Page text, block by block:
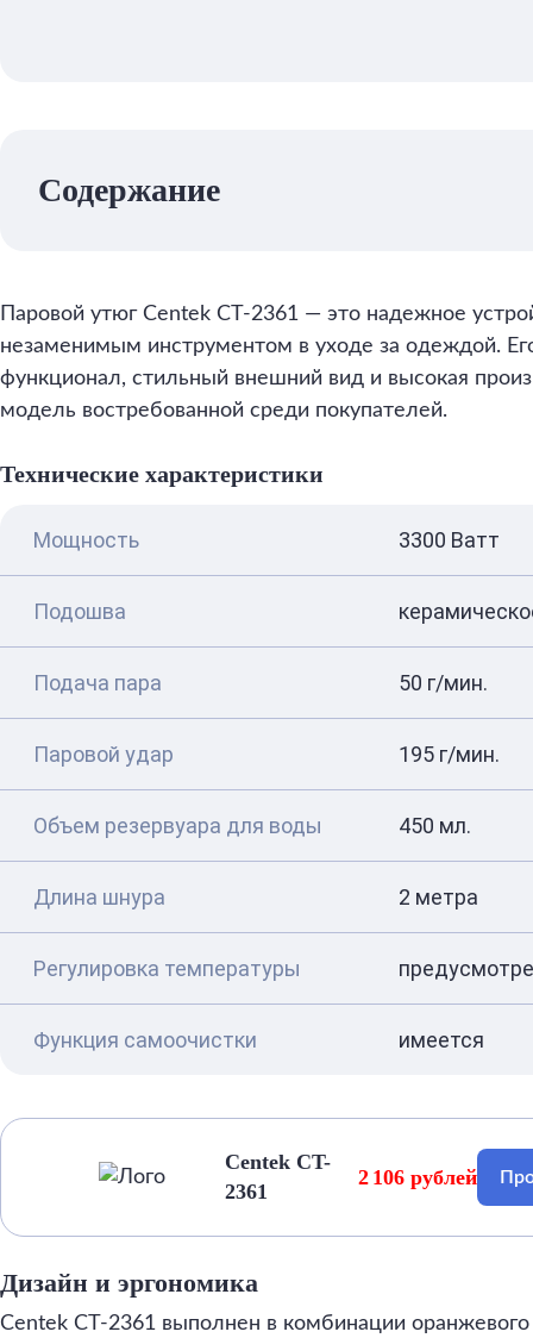
Содержание
Паровой утюг Centek CT-2361 — это надежное
незаменимым инструментом в уходе за одеждой.
функционал, стильный внешний вид и высокая
модель востребованной среди покупателей.
Технические характеристики
Мощность 3300 Ватт
Подошва
Подача пара 50 г/мин.
Паровой удар 195 г/мин.
Объем резервуара для воды 450 мл.
Длина шнура 2 метра
Регулировка температуры
Функция самоочистки имеется
Centek CT-
2361
2 106 рублей
Дизайн и эргономика
Centek CT-2361 выполнен в комбинации оранжевого